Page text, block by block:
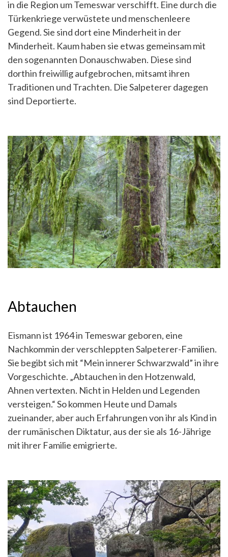
in die Region um Temeswar verschifft. Eine durch die
Türkenkriege verwüstete und menschenleere
Gegend. Sie sind dort eine Minderheit in der
Minderheit. Kaum haben sie etwas gemeinsam mit
den sogenannten Donauschwaben. Diese sind
dorthin freiwillig aufgebrochen, mitsamt ihren
Traditionen und Trachten. Die Salpeterer dagegen
sind Deportierte.
Abtauchen
Eismann ist 1964 in Temeswar geboren, eine
Nachkommin der verschleppten Salpeterer-Familien.
Sie begibt sich mit “Mein innerer Schwarzwald” in ihre
Vorgeschichte. „Abtauchen in den Hotzenwald,
Ahnen vertexten. Nicht in Helden und Legenden
versteigen.“ So kommen Heute und Damals
zueinander, aber auch Erfahrungen von ihr als Kind in
der rumänischen Diktatur, aus der sie als 16-Jährige
mit ihrer Familie emigrierte.